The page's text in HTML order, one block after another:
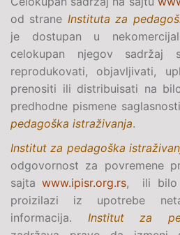
od strane Instituta za
je dostupan u
celokupan njegov
reprodukovati, objavljivati,
prenositi ili distribuisati na
predhodne pismene
pedagoška istraživanja.
Institut za pedagoška
odgovornost za povremene
sajtawww.ipisr.org.rs, ili bilo
proizilazi iz upotrebe
informacija. Institut za